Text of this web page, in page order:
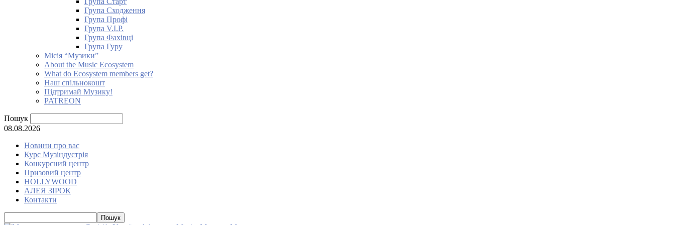
Група Сходження
Група Профі
Група V.I.P.
Група Фахівці
Група Гуру
Місія “Музики”
About the Music Ecosystem
What do Ecosystem members get?
Наш спільнокошт
Підтримай Музику!
PATREON
Пошук
08.08.2026
Новини про вас
Курс Музіндустрія
Конкурсний центр
Призовий центр
HOLLYWOOD
АЛЕЯ ЗІРОК
Контакти